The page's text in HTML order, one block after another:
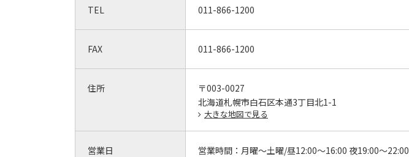
TEL 011-866-1200
FAX 011-866-1200
住所
〒003-0027
北海道札幌市白石区本通3丁目北1-1
大きな地図で見る
営業日 営業時間： 月曜～土曜/昼12:00～16:00 夜19:00～22:00